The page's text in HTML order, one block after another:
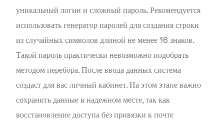
уникальный логин и сложный пароль. Рекомендуется
использовать генератор паролей для создания строки
из случайных символов длиной не менее 16 знаков.
Такой пароль практически невозможно подобрать
методом перебора. После ввода данных система
создаст для вас личный кабинет. На этом этапе важно
сохранить данные в надежном месте, так как
восстановление доступа без привязки к почте